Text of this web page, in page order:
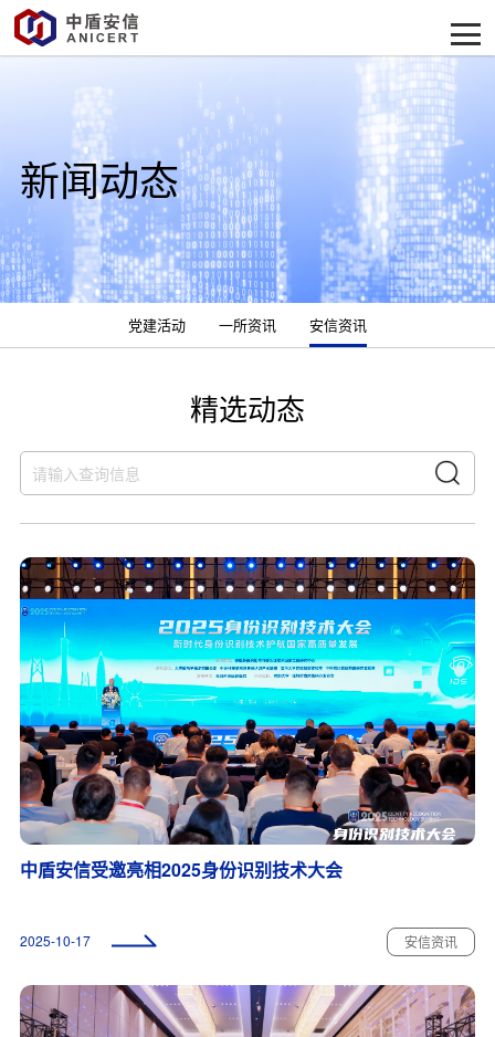
新闻动态
党建活动 一所资讯 安信资讯
精选动态
中盾安信受邀亮相2025身份识别技术大会
2025-10-17 安信资讯